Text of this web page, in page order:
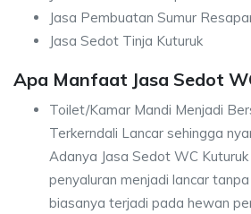
Jasa Pembuatan Sumur
Jasa Sedot Tinja Kuturuk
Apa Manfaat Jasa Sedot
Toilet/Kamar Mandi Menjadi
Terkerndali Lancar sehingga
Adanya Jasa Sedot WC
penyaluran menjadi lancar
biasanya terjadi pada hewan